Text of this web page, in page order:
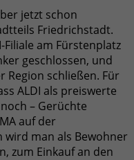
jetzt schon
Friedrichstadt.
Filiale am Fürstenplatz
geschlossen, und
Region schließen. Für
ALDI als preiswerte
– Gerüchte
auf der
wird man als Bewohner
zum Einkauf an den